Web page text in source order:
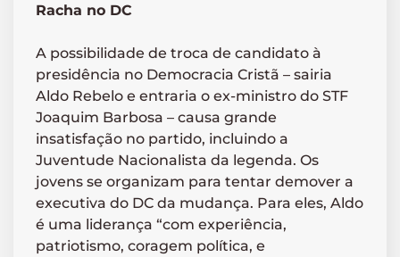
Racha no DC
A possibilidade de troca de candidato à
presidência no Democracia Cristã – sairia
Aldo Rebelo e entraria o ex-ministro do STF
Joaquim Barbosa – causa grande
insatisfação no partido, incluindo a
Juventude Nacionalista da legenda. Os
jovens se organizam para tentar demover a
executiva do DC da mudança. Para eles, Aldo
é uma liderança “com experiência,
patriotismo, coragem política, e